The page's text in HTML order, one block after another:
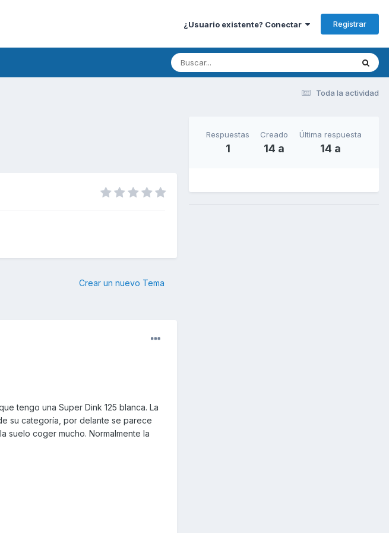
¿Usuario existente? Conectar Registrar
Toda la actividad
Crear un nuevo Tema
tengo una Super Dink 125 blanca. La
su categoría, por delante se parece
suelo coger mucho. Normalmente la
Respuestas
1
Creado
14 a
Última respuesta
14 a